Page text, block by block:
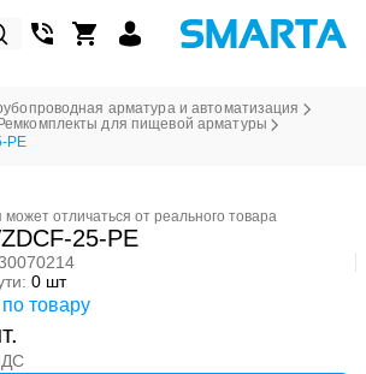
арматура и автоматизация
Ремкомплекты для пищевой арматуры
PE
отличаться от реального товара
25-PE
0 шт
товару